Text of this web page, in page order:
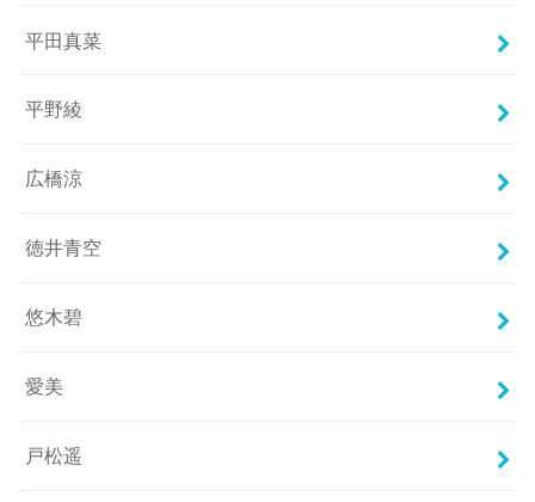
平田真菜
平野綾
広橋涼
徳井青空
悠木碧
愛美
戸松遥